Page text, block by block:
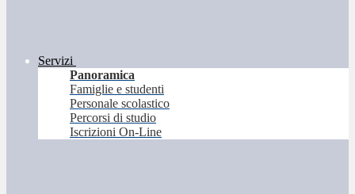
Servizi
Panoramica
Famiglie e studenti
Personale scolastico
Percorsi di studio
Iscrizioni On-Line